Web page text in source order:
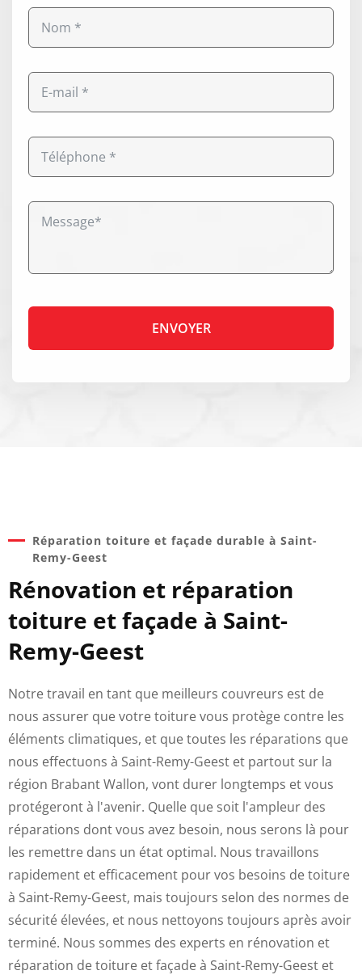
Réparation toiture et façade durable à Saint-
Remy-Geest
Rénovation et réparation
toiture et façade à Saint-
Remy-Geest
Notre travail en tant que meilleurs couvreurs est de
nous assurer que votre toiture vous protège contre les
éléments climatiques, et que toutes les réparations que
nous effectuons à Saint-Remy-Geest et partout sur la
région Brabant Wallon, vont durer longtemps et vous
protégeront à l'avenir. Quelle que soit l'ampleur des
réparations dont vous avez besoin, nous serons là pour
les remettre dans un état optimal. Nous travaillons
rapidement et efficacement pour vos besoins de toiture
à Saint-Remy-Geest, mais toujours selon des normes de
sécurité élevées, et nous nettoyons toujours après avoir
terminé. Nous sommes des experts en rénovation et
réparation de toiture et façade à Saint-Remy-Geest et